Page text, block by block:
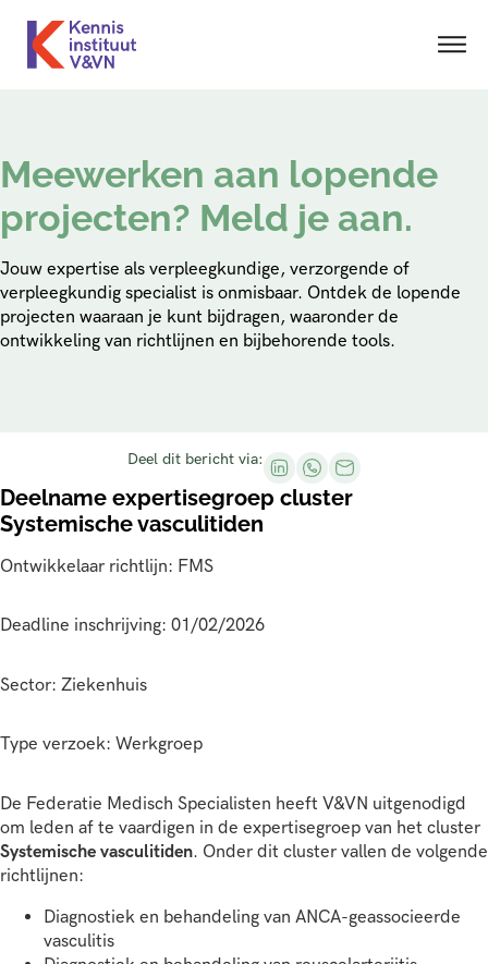
Meewerken aan lopende
projecten? Meld je aan.
Jouw expertise als verpleegkundige, verzorgende of
verpleegkundig specialist is onmisbaar. Ontdek de lopende
projecten waaraan je kunt bijdragen, waaronder de
ontwikkeling van richtlijnen en bijbehorende tools.
Deel dit bericht via:
Deelname expertisegroep cluster
Systemische vasculitiden
Ontwikkelaar richtlijn: FMS
Deadline inschrijving: 01/02/2026
Sector: Ziekenhuis
Type verzoek: Werkgroep
De Federatie Medisch Specialisten heeft V&VN uitgenodigd
om leden af te vaardigen in de expertisegroep van het cluster
Systemische vasculitiden. Onder dit cluster vallen de volgende
richtlijnen:
Diagnostiek en behandeling van ANCA-geassocieerde
vasculitis